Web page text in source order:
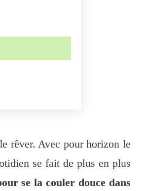
rêver. Avec pour horizon le
se fait de plus en plus
se la couler douce dans